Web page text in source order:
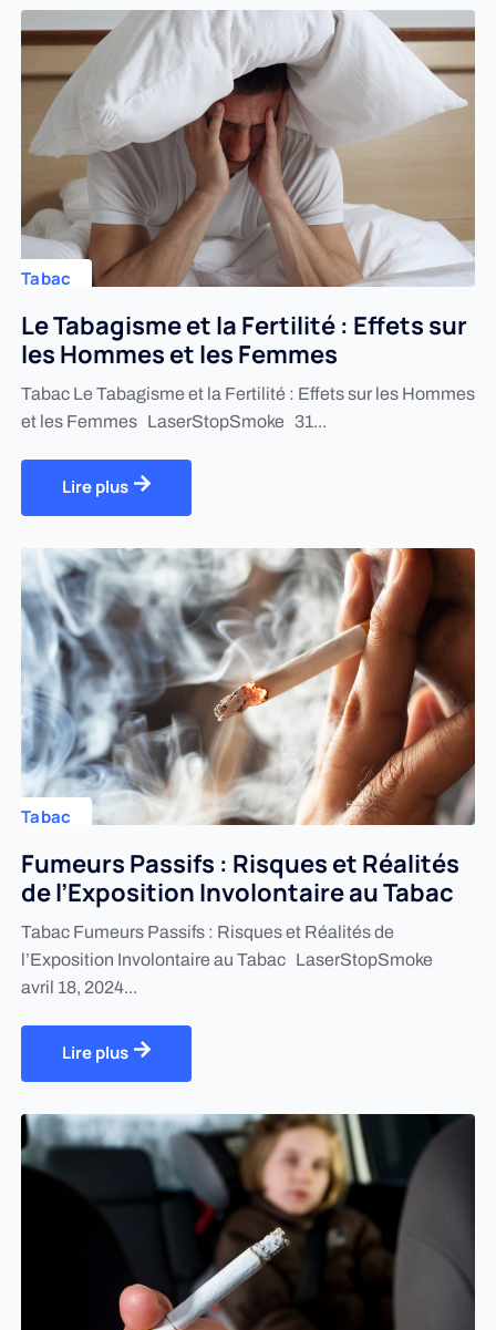
Tabac
Le Tabagisme et la Fertilité : Effets sur
les Hommes et les Femmes
Tabac Le Tabagisme et la Fertilité : Effets sur les Hommes
et les Femmes LaserStopSmoke 31...
Lire plus
Tabac
Fumeurs Passifs : Risques et Réalités
de l’Exposition Involontaire au Tabac
Tabac Fumeurs Passifs : Risques et Réalités de
l’Exposition Involontaire au Tabac LaserStopSmoke
avril 18, 2024...
Lire plus